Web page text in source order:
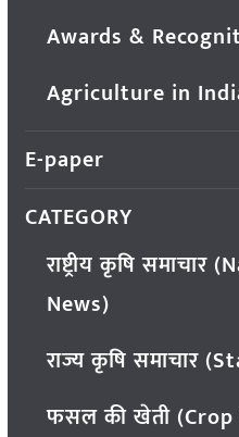
Awards &
Agriculture in
E-paper
CATEGORY
राष्ट्रीय कृषि
News)
राज्य कृषि समाचार
फसल की खेती